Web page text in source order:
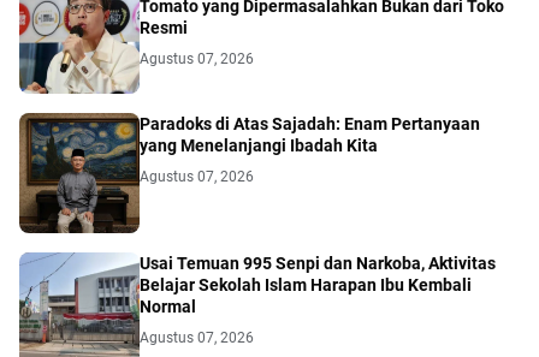
Tomato yang Dipermasalahkan Bukan dari Toko
Resmi
Agustus 07, 2026
Paradoks di Atas Sajadah: Enam Pertanyaan
yang Menelanjangi Ibadah Kita
Agustus 07, 2026
Usai Temuan 995 Senpi dan Narkoba, Aktivitas
Belajar Sekolah Islam Harapan Ibu Kembali
Normal
Agustus 07, 2026